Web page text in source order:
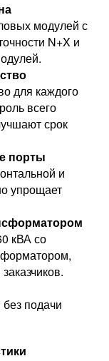
модулей с
N+X и
для каждого
всего
срок
порты
и
упрощает
кВА со
подачи